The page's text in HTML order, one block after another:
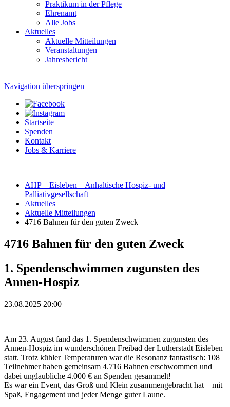
Praktikum in der Pflege
Ehrenamt
Alle Jobs
Aktuelles
Aktuelle Mitteilungen
Veranstaltungen
Jahresbericht
Navigation überspringen
Startseite
Spenden
Kontakt
Jobs & Karriere
AHP – Eisleben – Anhaltische Hospiz- und
Palliativgesellschaft
Aktuelles
Aktuelle Mitteilungen
4716 Bahnen für den guten Zweck
4716 Bahnen für den guten Zweck
1. Spendenschwimmen zugunsten des
Annen-Hospiz
23.08.2025 20:00
Am 23. August fand das 1. Spendenschwimmen zugunsten des
Annen-Hospiz im wunderschönen Freibad der Lutherstadt Eisleben
statt. Trotz kühler Temperaturen war die Resonanz fantastisch: 108
Teilnehmer haben gemeinsam 4.716 Bahnen erschwommen und
dabei unglaubliche 4.000 € an Spenden gesammelt!
Es war ein Event, das Groß und Klein zusammengebracht hat – mit
Spaß, Engagement und jeder Menge guter Laune.